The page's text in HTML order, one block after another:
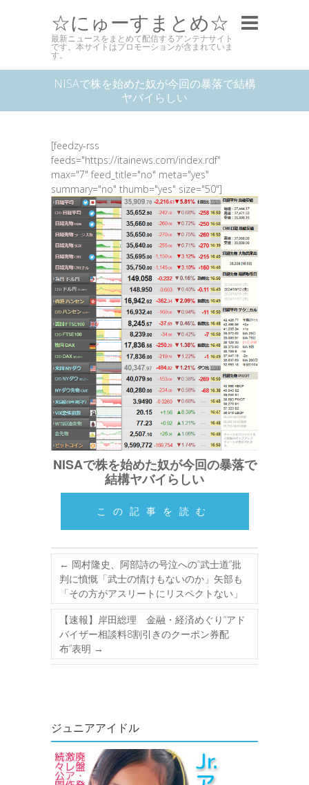
☆にゅーすまとめ☆
最新ニュースをまとめて配信するアンテナサイト
です。本サイトはプロモーションが含まれていま
す。
NISAで株を始めた奴が今回の暴落で結構
ヤバイらしい
[feedzy-rss
feeds="https://itainews.com/index.rdf"
max="7" feed_title="no" meta="yes"
summary="no" thumb="yes" size="50"]
NISAで株を始めた奴が今回の暴落で
結構ヤバイらしい
この記事を読む
← 岡村隆史、阿部詩の号泣への“武士道”批
判に憤慨「武士の情けもないのか」矢部も
「その方がアスリートにリスペクトない」
【速報】岸田総理 金融・経済めぐり“アド
バイザー相談料8割引きのクーポン券配
布”表明 →
ジュニアアイドル